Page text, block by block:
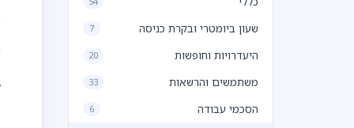
שעון ביומטרי ובקרת כניסה 7
היעדרויות וחופשות 20
משתמשים והרשאות 33
הסכמי עבודה 6